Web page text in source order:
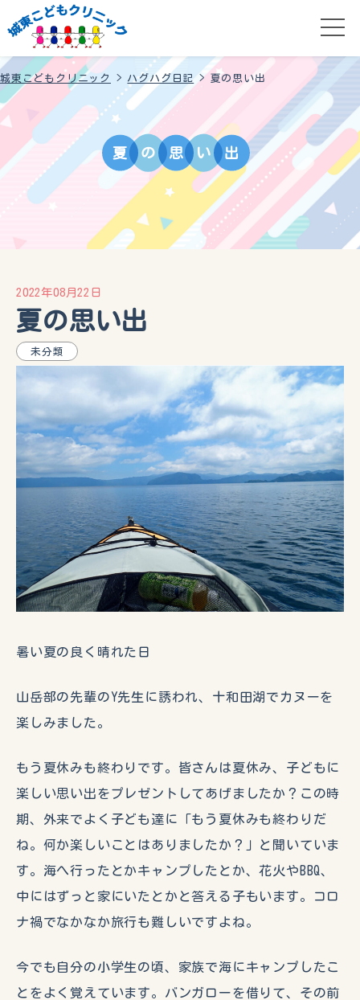
城東こどもクリニック > ハグハグ日記> 夏の思い出
夏 の 思 い 出
2022年08月22日
夏の思い出
未分類
暑い夏の良く晴れた日
山岳部の先輩のY先生に誘われ、十和田湖でカヌーを
楽しみました。
もう夏休みも終わりです。皆さんは夏休み、子どもに
楽しい思い出をプレゼントしてあげましたか？この時
期、外来でよく子ども達に「もう夏休みも終わりだ
ね。何か楽しいことはありましたか？」と聞いていま
す。海へ行ったとかキャンプしたとか、花火やBBQ、
中にはずっと家にいたとかと答える子もいます。コロ
ナ禍でなかなか旅行も難しいですよね。
今でも自分の小学生の頃、家族で海にキャンプしたこ
とをよく覚えています。バンガローを借りて、その前